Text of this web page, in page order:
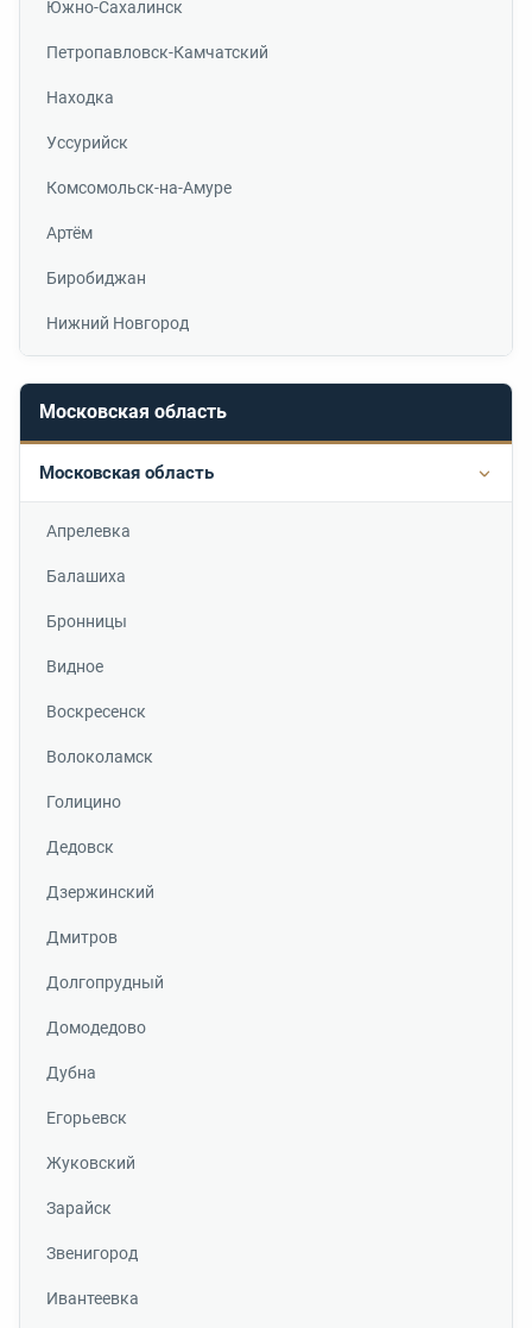
Южно-Сахалинск
Петропавловск-Камчатский
Находка
Уссурийск
Комсомольск-на-Амуре
Артём
Биробиджан
Нижний Новгород
Московская область
Московская область
Апрелевка
Балашиха
Бронницы
Видное
Воскресенск
Волоколамск
Голицино
Дедовск
Дзержинский
Дмитров
Долгопрудный
Домодедово
Дубна
Егорьевск
Жуковский
Зарайск
Звенигород
Ивантеевка